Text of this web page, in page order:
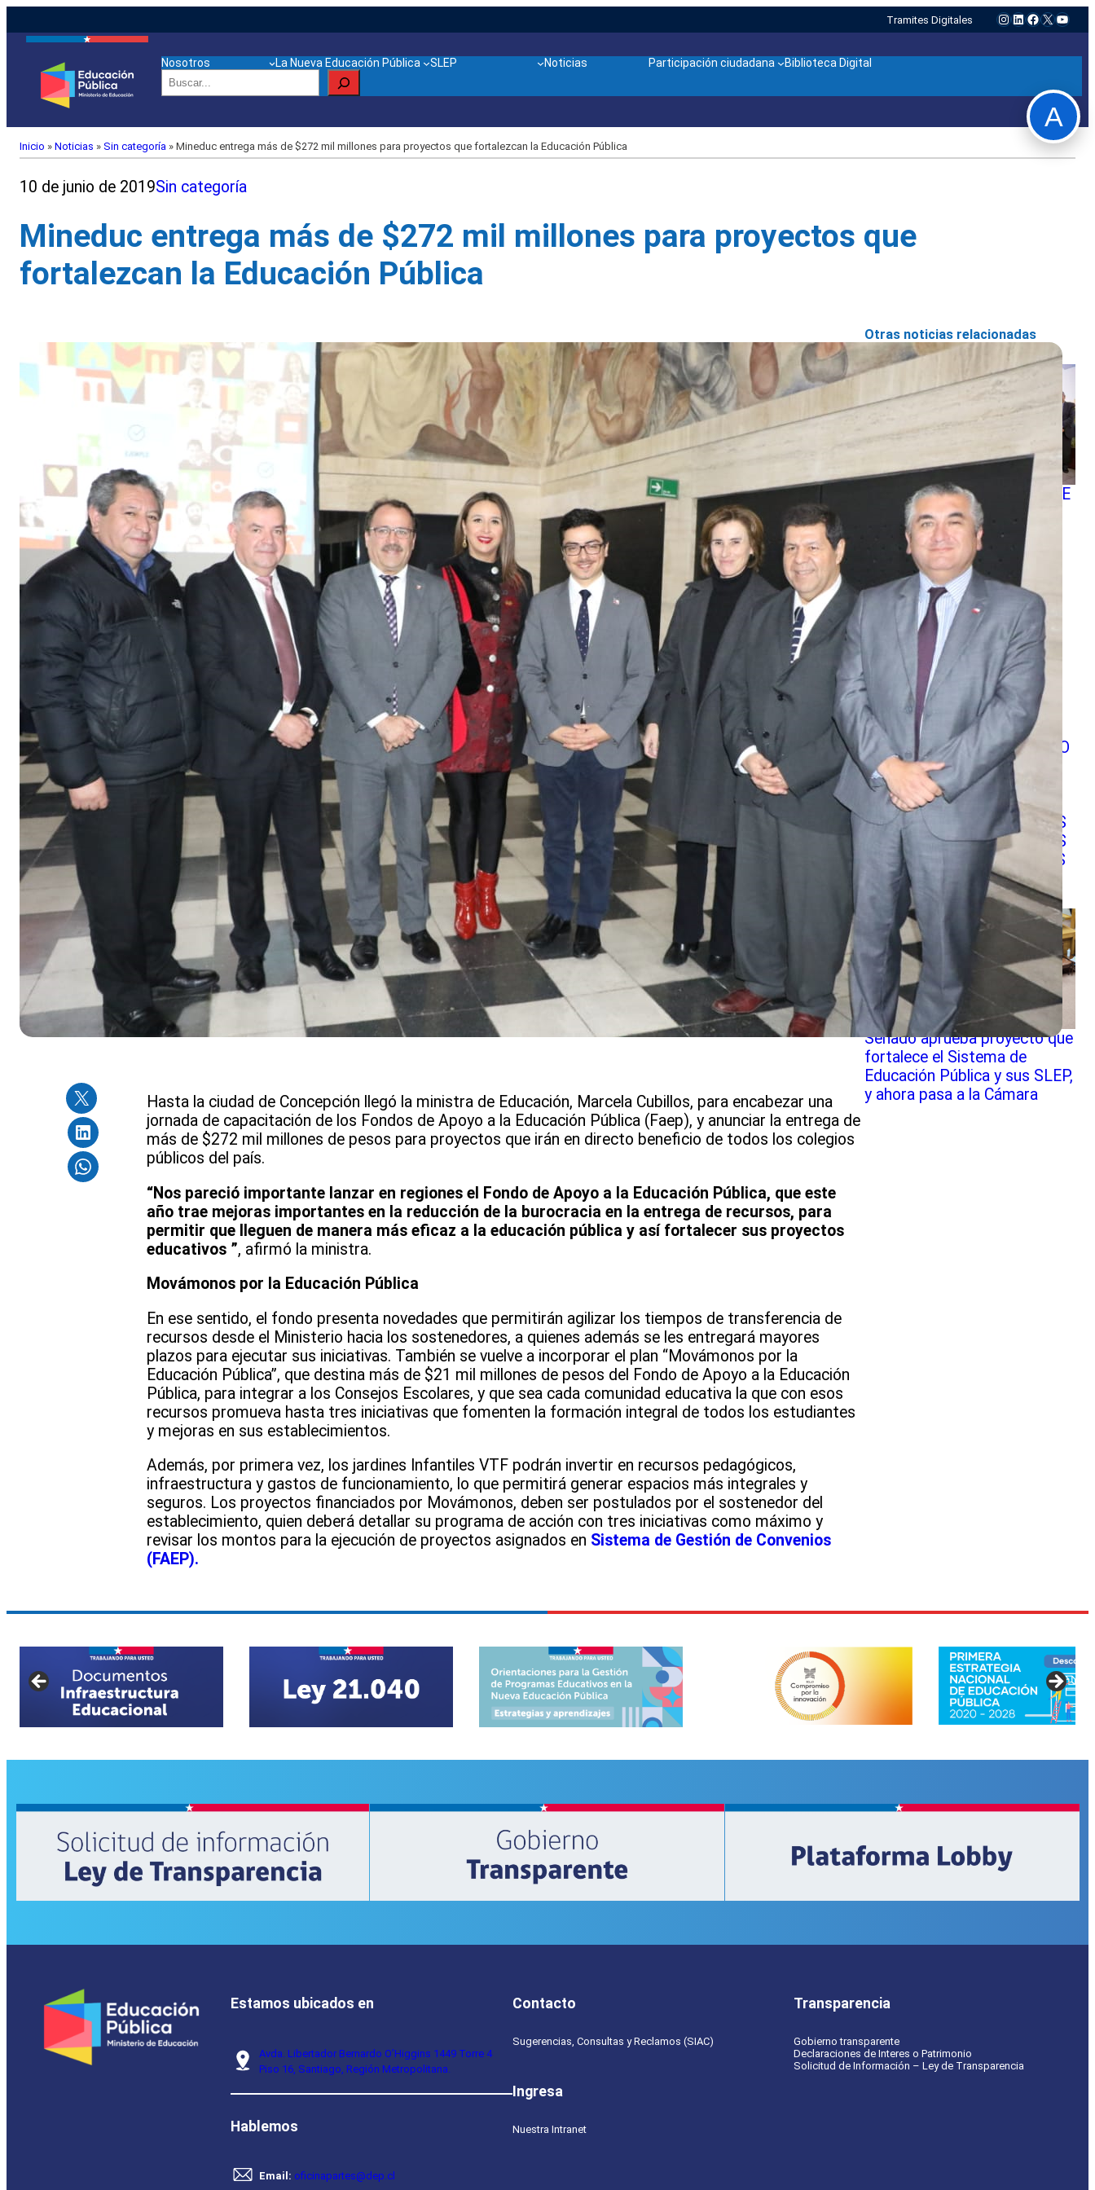
Tramites Digitales Instagram
LinkedIn
Facebook
X
Nosotros La Nueva Educación Pública SLEP Noticias Participación ciudadana
Biblioteca Digital
Buscar
Inicio » Noticias » Sin categoría » Mineduc entrega más de $272 mil millones para proyectos que fortalezcan la Educación Pública
10 de junio de 2019Sin categoría
Mineduc entrega más de $272 mil millones para proyectos que
fortalezcan la Educación Pública
Hasta la ciudad de Concepción llegó la ministra de Educación, Marcela Cubillos, para encabezar una
jornada de capacitación de los Fondos de Apoyo a la Educación Pública (Faep), y anunciar la entrega de
más de $272 mil millones de pesos para proyectos que irán en directo beneficio de todos los colegios
públicos del país.
“Nos pareció importante lanzar en regiones el Fondo de Apoyo a la Educación Pública, que este
año trae mejoras importantes en la reducción de la burocracia en la entrega de recursos, para
permitir que lleguen de manera más eficaz a la educación pública y así fortalecer sus proyectos
educativos ”, afirmó la ministra.
Movámonos por la Educación Pública
En ese sentido, el fondo presenta novedades que permitirán agilizar los tiempos de transferencia de
recursos desde el Ministerio hacia los sostenedores, a quienes además se les entregará mayores
plazos para ejecutar sus iniciativas. También se vuelve a incorporar el plan “Movámonos por la
Educación Pública”, que destina más de $21 mil millones de pesos del Fondo de Apoyo a la Educación
Pública, para integrar a los Consejos Escolares, y que sea cada comunidad educativa la que con esos
recursos promueva hasta tres iniciativas que fomenten la formación integral de todos los estudiantes
y mejoras en sus establecimientos.
Además, por primera vez, los jardines Infantiles VTF podrán invertir en recursos pedagógicos,
infraestructura y gastos de funcionamiento, lo que permitirá generar espacios más integrales y
seguros. Los proyectos financiados por Movámonos, deben ser postulados por el sostenedor del
establecimiento, quien deberá detallar su programa de acción con tres iniciativas como máximo y
revisar los montos para la ejecución de proyectos asignados en Sistema de Gestión de Convenios
(FAEP).
Otras noticias relacionadas
MINEDUC ENTREGA MÁS DE
$272 MIL MILLONES PARA
PROYECTOS QUE
FORTALEZCAN LA
EDUCACIÓN PÚBLICA
GOBIERNO ANUNCIA FONDO
DE $100 MIL MILLONES
PARA REPARAR
ESTABLECIMIENTOS
EDUCACIONALES PÚBLICOS
E INVITA A SOSTENEDORES
A PRESENTAR PROYECTOS
Senado aprueba proyecto que
fortalece el Sistema de
Educación Pública y sus SLEP,
y ahora pasa a la Cámara
Estamos ubicados en
Avda. Libertador Bernardo O’Higgins 1449 Torre 4
Piso 16, Santiago, Región Metropolitana.
Hablemos
Email: oficinapartes@dep.cl
Contacto
Sugerencias, Consultas y Reclamos (SIAC)
Ingresa
Nuestra Intranet
Transparencia
Gobierno transparente
Declaraciones de Interes o Patrimonio
Solicitud de Información – Ley de Transparencia
A